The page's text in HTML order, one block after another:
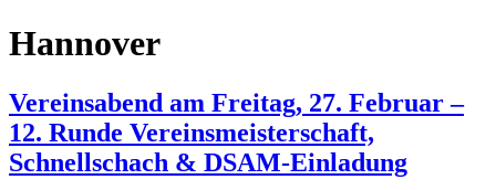
Hannover
Vereinsabend am Freitag, 27. Februar –
12. Runde Vereinsmeisterschaft,
Schnellschach & DSAM-Einladung